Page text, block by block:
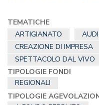
TEMATICHE
ARTIGIANATO
CREAZIONE DI IMPRESA
SPETTACOLO DAL VIVO
TIPOLOGIE FONDI
REGIONALI
TIPOLOGIE